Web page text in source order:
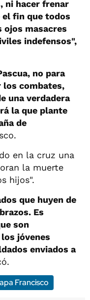
ni hacer frenar
el fin que todos
ojos masacres
indefensos",
no para
los combates,
una verdadera
la que plante
de
en la cruz una
la muerte
hijos".
que huyen de
Es
son
jóvenes
enviados a
Francisco